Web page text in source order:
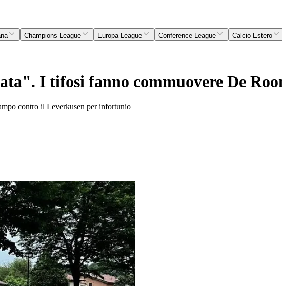
Champions League Europa League Conference League Calcio Estero
I tifosi fanno commuovere De
contro il Leverkusen per infortunio